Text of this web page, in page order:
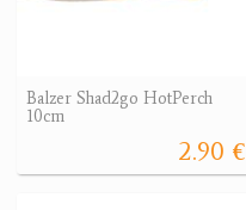
Balzer Shad2go HotPerch
10cm
2.90 €